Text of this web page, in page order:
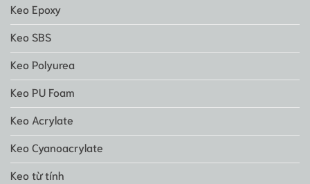
Keo Epoxy
Keo SBS
Keo Polyurea
Keo PU Foam
Keo Acrylate
Keo Cyanoacrylate
Keo từ tính